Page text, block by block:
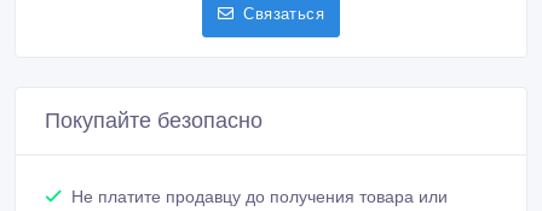
Связаться
Покупайте безопасно
Не платите продавцу до получения товара или